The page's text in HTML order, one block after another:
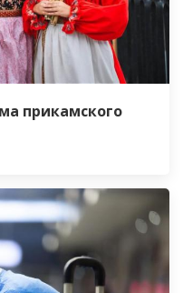
прикамского